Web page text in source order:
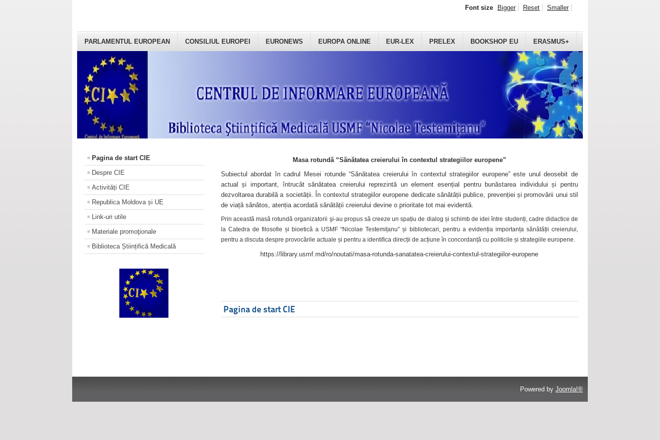
PARLAMENTUL EUROPEAN CONSILIUL EUROPEI EURONEWS EUROPA ONLINE EUR-LEX PRELEX BOOKSHOP EU ERASMUS+
Font size Bigger Reset Smaller
Pagina de start CIE
Despre CIE
Activități CIE
Republica Moldova și UE
Link-uri utile
Materiale promoţionale
Biblioteca Științifică Medicală
Masa rotundă “Sănătatea creierului în contextul strategiilor europene”
Subiectul abordat în cadrul Mesei rotunde “Sănătatea creierului în contextul strategiilor europene” este unul deosebit de
actual și important, întrucât sănătatea creierului reprezintă un element esențial pentru bunăstarea individului și pentru
dezvoltarea durabilă a societății. În contextul strategiilor europene dedicate sănătății publice, prevenției și promovării unui stil
de viață sănătos, atenția acordată sănătății creierului devine o prioritate tot mai evidentă.
Prin această masă rotundă organizatorii şi-au propus să creeze un spațiu de dialog și schimb de idei între studenți, cadre didactice de
la Catedra de filosofie și bioetică a USMF “Nicolae Testemițanu” și bibliotecari, pentru a evidenția importanța sănătății creierului,
pentru a discuta despre provocările actuale și pentru a identifica direcții de acțiune în concordanță cu politicile și strategiile europene.
https://library.usmf.md/ro/noutati/masa-rotunda-sanatatea-creierului-contextul-strategiilor-europene
Pagina de start CIE
Powered by Joomla!®